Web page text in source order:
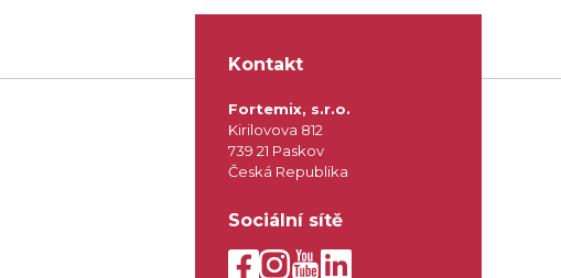
Kontakt
Fortemix, s.r.o.
Kirilovova 812
739 21 Paskov
Česká Republika
Sociální sítě